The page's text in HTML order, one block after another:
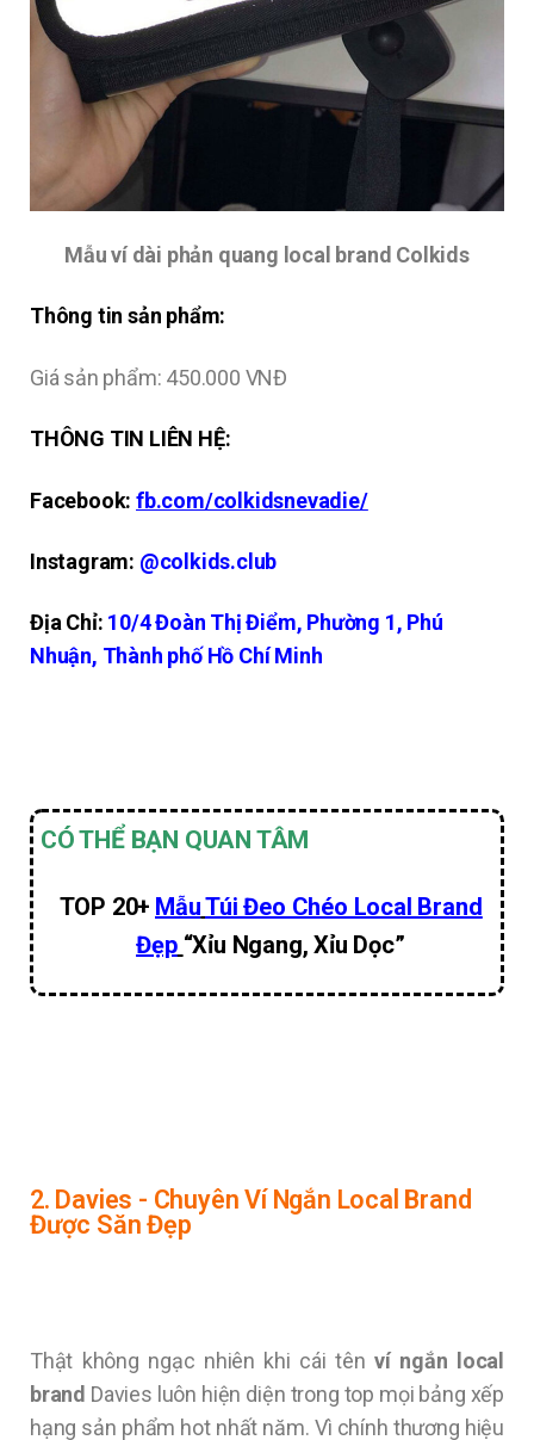
Mẫu ví dài phản quang local brand Colkids
Thông tin sản phẩm:
Giá sản phẩm: 450.000 VNĐ
THÔNG TIN LIÊN HỆ:
Facebook:fb.com/colkidsnevadie/
Instagram: @colkids.club
Địa Chỉ: 10/4 Đoàn Thị Điểm, Phường 1, Phú
Nhuận, Thành phố Hồ Chí Minh
CÓ THỂ BẠN QUAN TÂM
TOP 20+ MẫuTúi Đeo Chéo Local Brand
Đẹp “Xỉu Ngang, Xỉu Dọc”
2. Davies - Chuyên Ví Ngắn Local Brand
Được Săn Đẹp
Thật không ngạc nhiên khi cái tênví ngắn local
brand Davies luôn hiện diện trong top mọi bảng xếp
hạng sản phẩm hot nhất năm. Vì chính thương hiệu